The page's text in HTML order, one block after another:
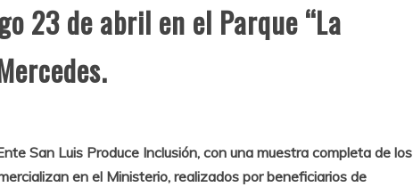
23 de abril en el Parque “La
San Luis Produce Inclusión, con una muestra completa de los
en el Ministerio, realizados por beneficiarios de